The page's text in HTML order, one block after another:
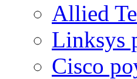
Allied
Linksys
Cisco